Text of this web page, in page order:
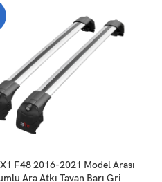
EKLE
F48 2016-2021 Model Arası
Ara Atkı Tavan Barı Gri